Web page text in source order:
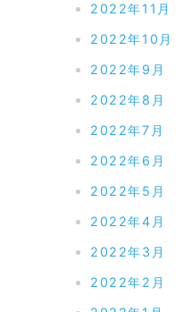
2022年11月
2022年10月
2022年9月
2022年8月
2022年7月
2022年6月
2022年5月
2022年4月
2022年3月
2022年2月